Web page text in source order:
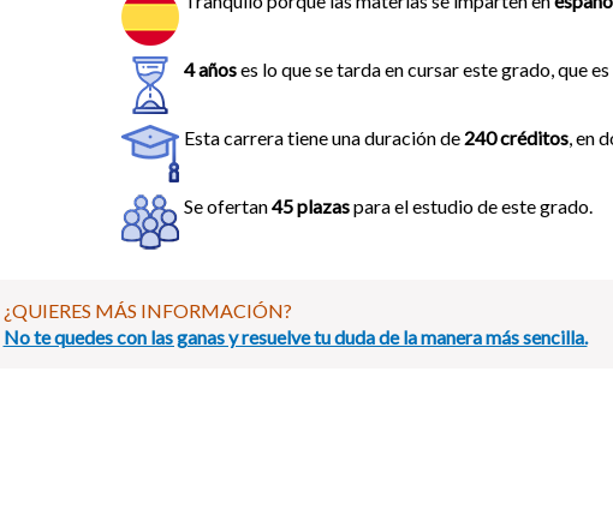
4 añoses lo que se tarda en cursar este grado, que
Esta carrera tiene una duración de 240 créditos , en
Se ofertan45 plazaspara el estudio de este grado.
¿QUIERES MÁS INFORMACIÓN?
No te quedes con las ganas y resuelve tu duda de la manera más sencilla.